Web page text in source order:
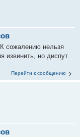
сожалению нельзя
извинить, но диспут
Перейти к сообщению